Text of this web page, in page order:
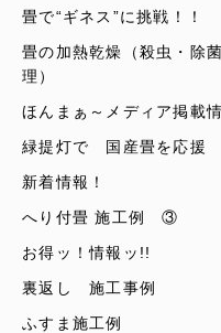
畳で“ギネス”に挑戦！！
畳の加熱乾燥（殺虫・除
理）
ほんまぁ～メディア掲載
緑提灯で 国産畳を応援
新着情報！
へり付畳 施工例 ③
お得ッ！情報ッ!!
裏返し 施工事例
ふすま施工例